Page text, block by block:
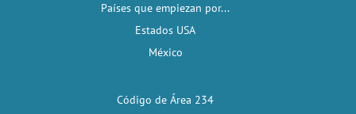
Países que empiezan por...
Estados USA
México
Código de Área 234